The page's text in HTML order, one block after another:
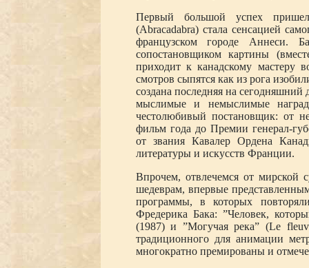
Первый большой успех
(Abracadabra) стала сенсацией
французском городе Аннеси.
сопостановщиком картины
приходит к канадскому мастеру
смотров сыпятся как из рога
создана последняя на
мыслимые и немыслимые
честолюбивый постановщик: от
фильм года до Премии генерал-
от звания Кавалер Ордена
литературы и искусств Франции.
Впрочем, отвлечемся от мирской
шедеврам, впервые
программы, в которых
Фредерика Бака: ”Человек,
(1987) и ”Могучая река” (Le
традиционного для анимации
многократно премированы и